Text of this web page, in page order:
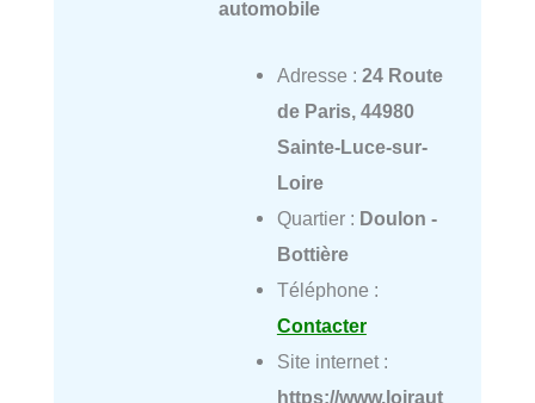
automobile
Adresse : 24 Route
de Paris, 44980
Sainte-Luce-sur-
Loire
Quartier : Doulon -
Bottière
Téléphone :
Contacter
Site internet :
https://www.loiraut